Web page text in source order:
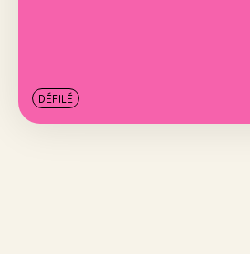
DÉFILÉ